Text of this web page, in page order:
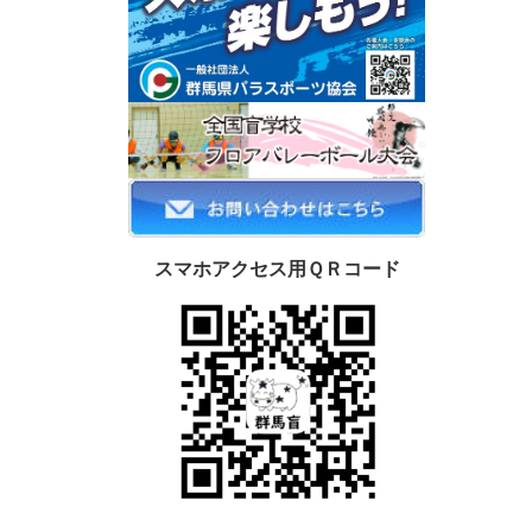
スマホアクセス用ＱＲコード